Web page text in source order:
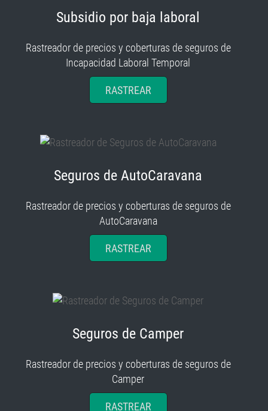
Subsidio por baja laboral
Rastreador de precios y coberturas de seguros de
Incapacidad Laboral Temporal
RASTREAR
Seguros de AutoCaravana
Rastreador de precios y coberturas de seguros de
AutoCaravana
RASTREAR
Seguros de Camper
Rastreador de precios y coberturas de seguros de
Camper
RASTREAR